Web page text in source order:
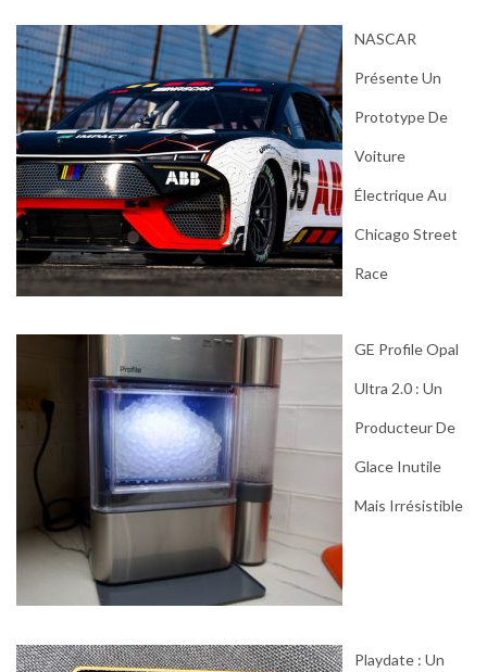
NASCAR
Présente Un
Prototype De
Voiture
Électrique Au
Chicago Street
Race
GE Profile Opal
Ultra 2.0 : Un
Producteur De
Glace Inutile
Mais Irrésistible
Playdate : Un